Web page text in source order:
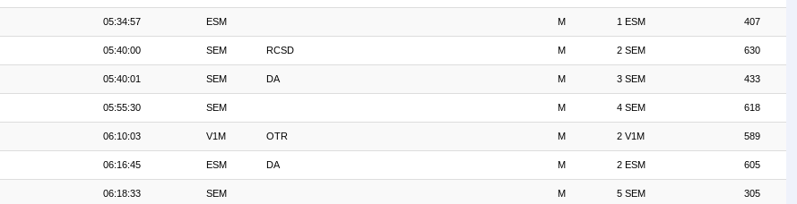
05:34:57 ESM M 1 ESM 407
05:40:00 SEM RCSD M 2 SEM 630
05:40:01 SEM DA M 3 SEM 433
05:55:30 SEM M 4 SEM 618
06:10:03 V1M OTR M 2 V1M 589
06:16:45 ESM DA M 2 ESM 605
06:18:33 SEM M 5 SEM 305